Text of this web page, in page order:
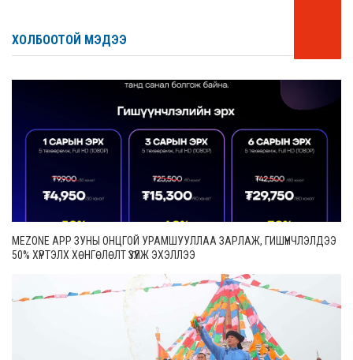
ХОЛБООТОЙ МЭДЭЭ
MEZONE APP ЗУНЫ ОНЦГОЙ УРАМШУУЛЛАА ЗАРЛАЖ, ГИШҮҮНЧЛЭЛДЭЭ
50% ХҮРТЭЛХ ХӨНГӨЛӨЛТ ҮЗҮҮЛЖ ЭХЭЛЛЭЭ